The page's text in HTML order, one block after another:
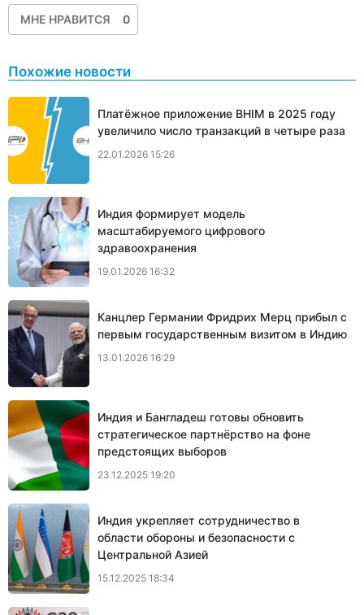
МНЕ НРАВИТСЯ 0
Похожие новости
Платёжное приложение BHIM в 2025 году
увеличило число транзакций в четыре раза
22.01.2026 15:26
Индия формирует модель
масштабируемого цифрового
здравоохранения
19.01.2026 16:32
Канцлер Германии Фридрих Мерц прибыл с
первым государственным визитом в Индию
13.01.2026 16:29
Индия и Бангладеш готовы обновить
стратегическое партнёрство на фоне
предстоящих выборов
23.12.2025 19:20
Индия укрепляет сотрудничество в
области обороны и безопасности с
Центральной Азией
15.12.2025 18:34